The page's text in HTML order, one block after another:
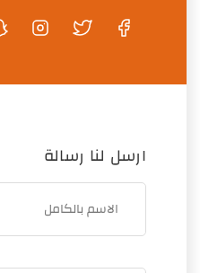
ارسل لنا رسالة